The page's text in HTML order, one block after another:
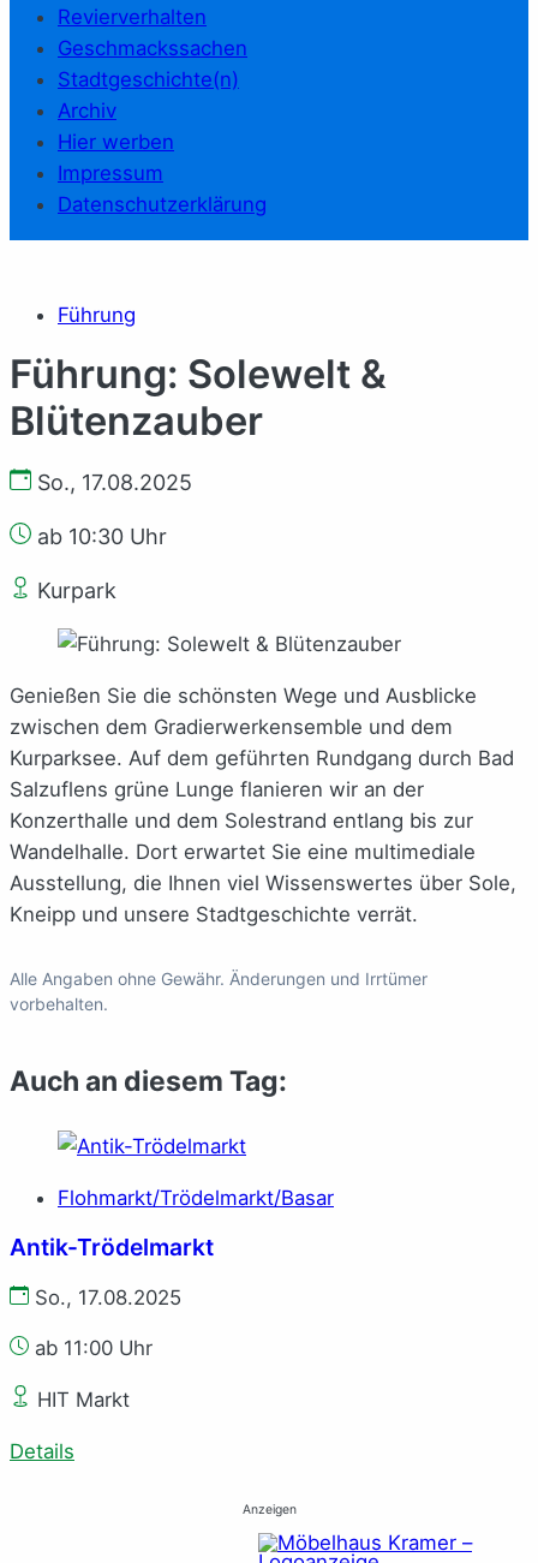
Revierverhalten
Geschmackssachen
Stadtgeschichte(n)
Archiv
Hier werben
Impressum
Datenschutzerklärung
Führung
Führung: Solewelt &
Blütenzauber
So., 17.08.2025
ab 10:30 Uhr
Kurpark
Genießen Sie die schönsten Wege und Ausblicke
zwischen dem Gradierwerkensemble und dem
Kurparksee. Auf dem geführten Rundgang durch Bad
Salzuflens grüne Lunge flanieren wir an der
Konzerthalle und dem Solestrand entlang bis zur
Wandelhalle. Dort erwartet Sie eine multimediale
Ausstellung, die Ihnen viel Wissenswertes über Sole,
Kneipp und unsere Stadtgeschichte verrät.
Alle Angaben ohne Gewähr. Änderungen und Irrtümer
vorbehalten.
Auch an diesem Tag:
Flohmarkt/Trödelmarkt/Basar
Antik-Trödelmarkt
So., 17.08.2025
ab 11:00 Uhr
HIT Markt
Details
Anzeigen